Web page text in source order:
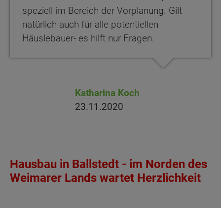
speziell im Bereich der Vorplanung. Gilt
natürlich auch für alle potentiellen
Häuslebauer- es hilft nur Fragen.
Katharina Koch
23.11.2020
Hausbau in Ballstedt - im Norden des
Weimarer Lands wartet Herzlichkeit